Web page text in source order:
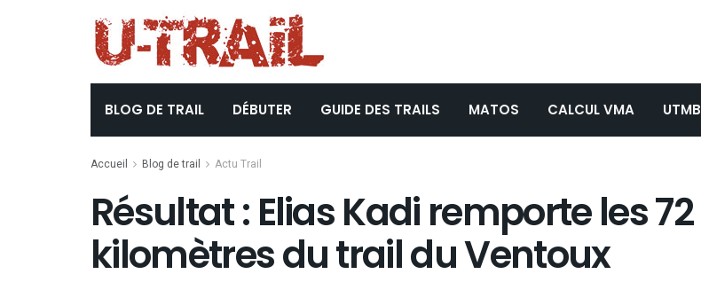
BLOG DE TRAIL DÉBUTER GUIDE DES TRAILS MATOS CALCUL VMA UTMB
Accueil Blog de trail Actu Trail
Résultat : Elias Kadi remporte les 72
kilomètres du trail du Ventoux